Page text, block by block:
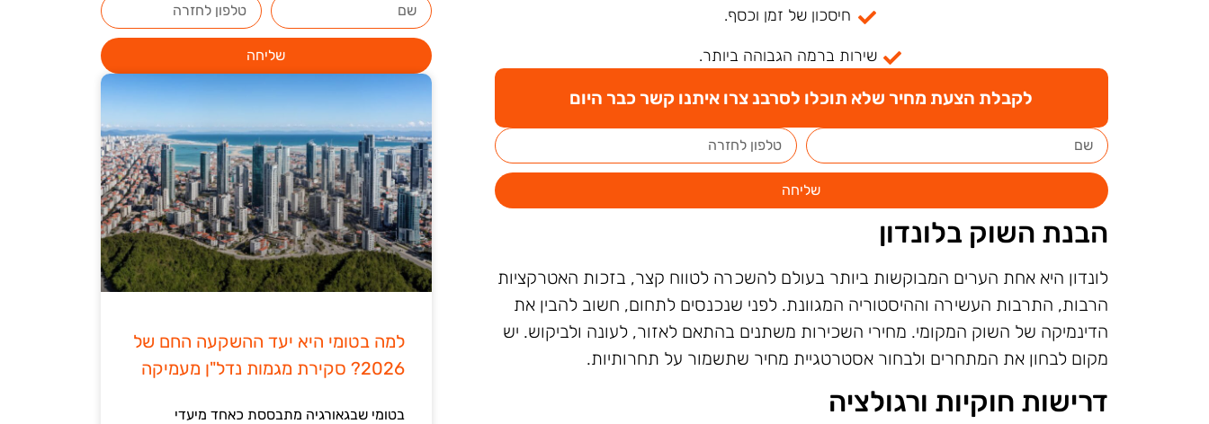
שליחה
למה בטומי היא יעד ההשקעה החם של
2026? סקירת מגמות נדל"ן מעמיקה
בטומי שבגאורגיה מתבססת כאחד מיעדי
חיסכון של זמן וכסף.
שירות ברמה הגבוהה ביותר.
לקבלת הצעת מחיר שלא תוכלו לסרבנ צרו איתנו קשר כבר היום
שליחה
הבנת השוק בלונדון
לונדון היא אחת הערים המבוקשות ביותר בעולם להשכרה לטווח קצר, בזכות האטרקציות
הרבות, התרבות העשירה וההיסטוריה המגוונת. לפני שנכנסים לתחום, חשוב להבין את
הדינמיקה של השוק המקומי. מחירי השכירות משתנים בהתאם לאזור, לעונה ולביקוש. יש
מקום לבחון את המתחרים ולבחור אסטרטגיית מחיר שתשמור על תחרותיות.
דרישות חוקיות ורגולציה